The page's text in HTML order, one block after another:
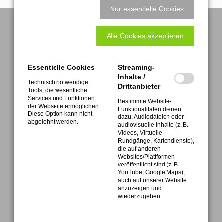
Aggregatetechnologie und Manufaktur AG
Mühlenmatten 2 • D-77716 Hofstetten
FON +49 (0) 7832 9997-0
Service FON +49 (0) 7832 9997-28
Nur essentielle Cookies
Alle Cookies akzeptieren
Essentielle Cookies
Technisch notwendige
Tools, die wesentliche
Services und Funktionen
der Webseite ermöglichen.
Diese Option kann nicht
abgelehnt werden.
Streaming-
Inhalte /
Drittanbieter
Bestimmte Website-
Funktionalitäten dienen
dazu, Audiodateien oder
audiovisuelle Inhalte (z. B.
Videos, Virtuelle
Rundgänge, Kartendienste),
die auf anderen
Websites/Plattformen
veröffentlicht sind (z. B.
YouTube, Google Maps),
auch auf unserer Website
anzuzeigen und
wiederzugeben.
Download Return delivery note